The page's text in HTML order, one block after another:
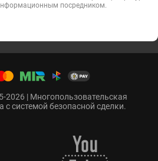
посредником.
2026 | Многопользовательская
системой безопасной сделки.